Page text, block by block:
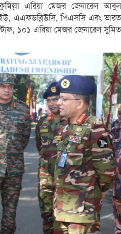
এরিয়া মেজর জেনারেল আবুল
এএফডব্লিউসি, পিএসসি এবং ভারত
১০১ এরিয়া মেজর জেনারেল সুমিত